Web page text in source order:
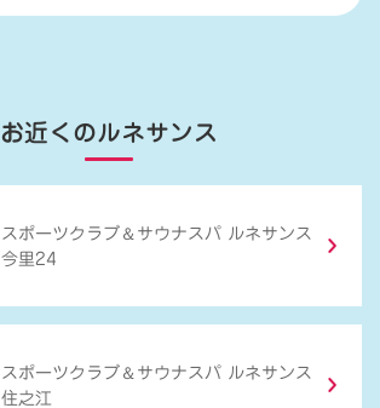
お近くのルネサンス
スポーツクラブ ＆ サウナスパ ルネサンス
今里24
スポーツクラブ ＆ サウナスパ ルネサンス
住之江